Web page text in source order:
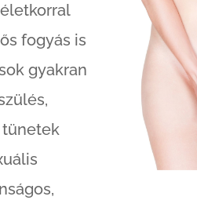
fogyás is
gyakran
tünetek